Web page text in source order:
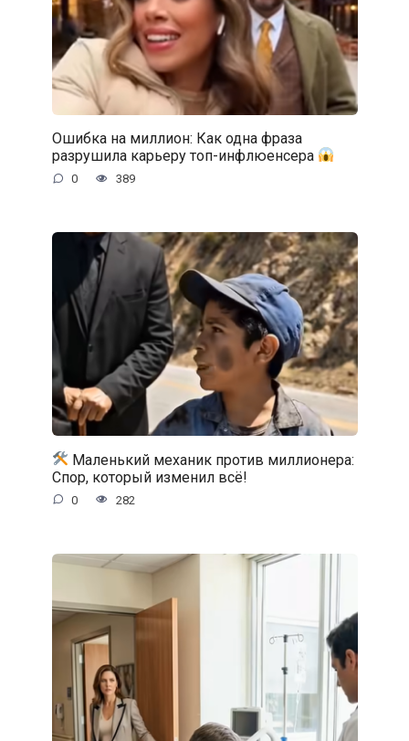
Ошибка на миллион: Как одна фраза
разрушила карьеру топ-инфлюенсера
0 389
Маленький механик против миллионера:
Спор, который изменил всё!
0 282